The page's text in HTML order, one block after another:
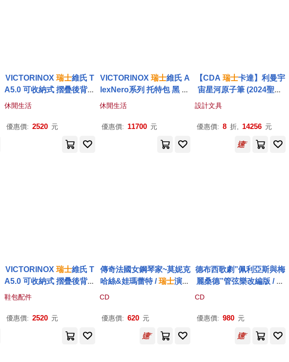
VICTORINOX瑞士維氏 T
A5.0 可收納式 摺疊後背包
休閒生活
優惠價: 2520 元
VICTORINOX瑞士維氏 A
lexNero系列 托特包 黑 61
休閒生活
優惠價: 11700 元
【CDA 瑞士卡達】利曼宇
宙星河原子筆 (2024聖誕
設計文具
優惠價: 8 折, 14256 元
VICTORINOX瑞士維氏 T
A5.0 可收納式 摺疊後背包
鞋包配件
優惠價: 2520 元
傳奇法國女鋼琴家~莫妮克
哈絲&娃瑪蕾特 /瑞士演奏
會實況錄音(Legendary F
ss Recitals (2CD))
CD
優惠價: 620 元
德布西歌劇”佩利亞斯與梅
麗桑德”管弦樂改編版 / 諾
特指揮
ssy: Pelléas et Mélisand
elléas & Mélisande (2SA
CD
優惠價: 980 元